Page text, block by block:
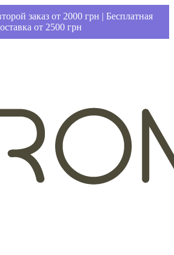
заказ от 2000 грн | Бесплатная
от 2500 грн